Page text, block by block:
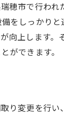
穂市で行われ
をしっかり
向上します。
ができます。
り変更を行い